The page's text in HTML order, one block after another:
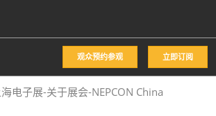
观众预约参观 立即订阅
电子展-关于展会-NEPCON China